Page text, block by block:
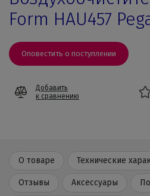
Form HAU457
Оповестить о поступлении
Добавить
к сравнению
О товаре Технические
Отзывы Аксессуары